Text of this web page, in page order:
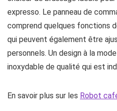
expresso. Le panneau de
comprend quelques fonctions
qui peuvent également être
personnels. Un design à la
inoxydable de qualité qui est
En savoir plus sur les Robot